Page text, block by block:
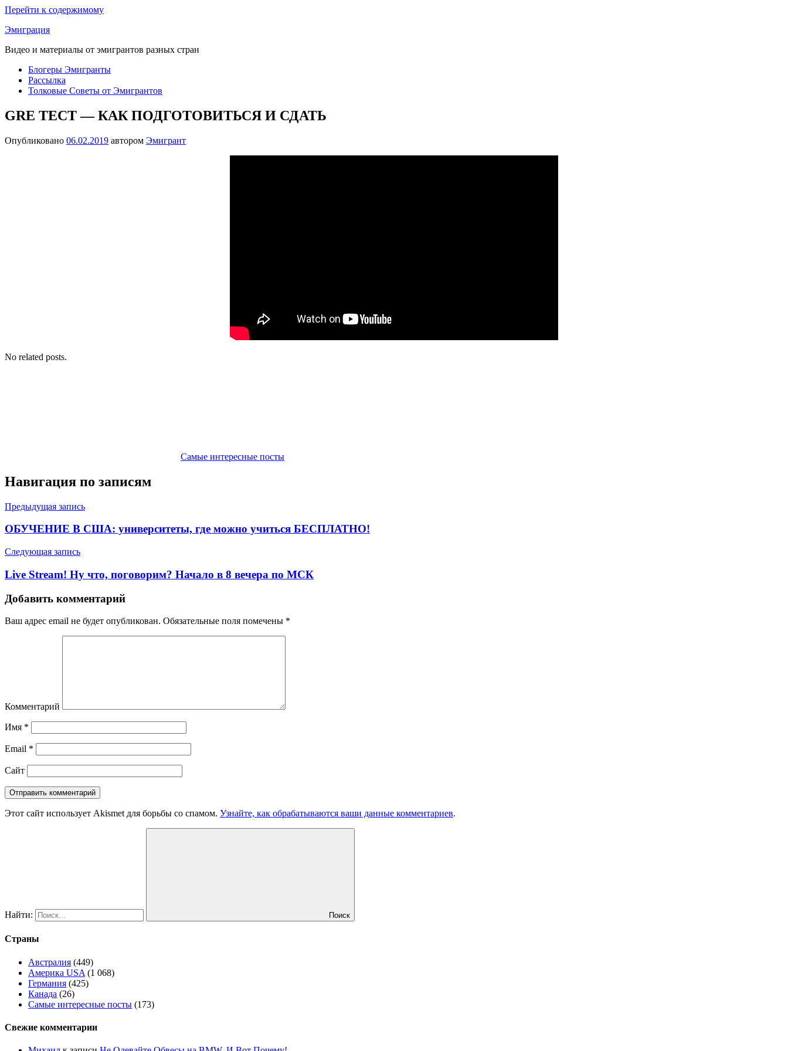
Перейти к содержимому
Эмиграция
Видео и материалы от эмигрантов разных стран
Блогеры Эмигранты
Рассылка
Толковые Советы от Эмигрантов
GRE ТЕСТ — КАК ПОДГОТОВИТЬСЯ И СДАТЬ
Опубликовано 06.02.2019 автором Эмигрант
No related posts.
Самые интересные посты
Навигация по записям
Предыдущая запись
ОБУЧЕНИЕ В США: университеты, где можно учиться БЕСПЛАТНО!
Следующая запись
Live Stream! Ну что, поговорим? Начало в 8 вечера по МСК
Добавить комментарий
Ваш адрес email не будет опубликован. Обязательные поля помечены *
Комментарий
Имя *
Email *
Сайт
Этот сайт использует Akismet для борьбы со спамом. Узнайте, как обрабатываются ваши данные комментариев.
Найти: Поиск
Страны
Австралия (449)
Америка USA (1 068)
Германия (425)
Канада (26)
Самые интересные посты (173)
Свежие комментарии